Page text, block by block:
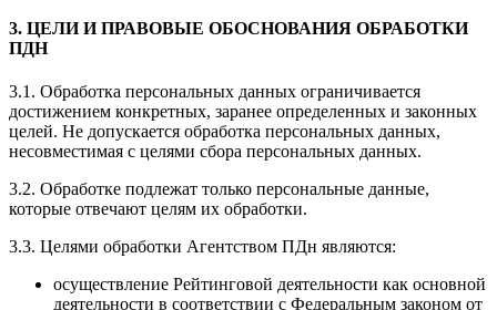
3. ЦЕЛИ И ПРАВОВЫЕ ОБОСНОВАНИЯ ОБРАБОТКИ
ПДН
3.1. Обработка персональных данных ограничивается
достижением конкретных, заранее определенных и законных
целей. Не допускается обработка персональных данных,
несовместимая с целями сбора персональных данных.
3.2. Обработке подлежат только персональные данные,
которые отвечают целям их обработки.
3.3. Целями обработки Агентством ПДн являются:
осуществление Рейтинговой деятельности как основной
деятельности в соответствии с Федеральным законом от